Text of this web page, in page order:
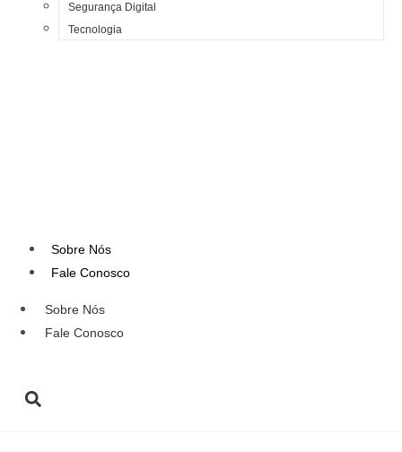
Segurança Digital
Tecnologia
Sobre Nós
Fale Conosco
Sobre Nós
Fale Conosco